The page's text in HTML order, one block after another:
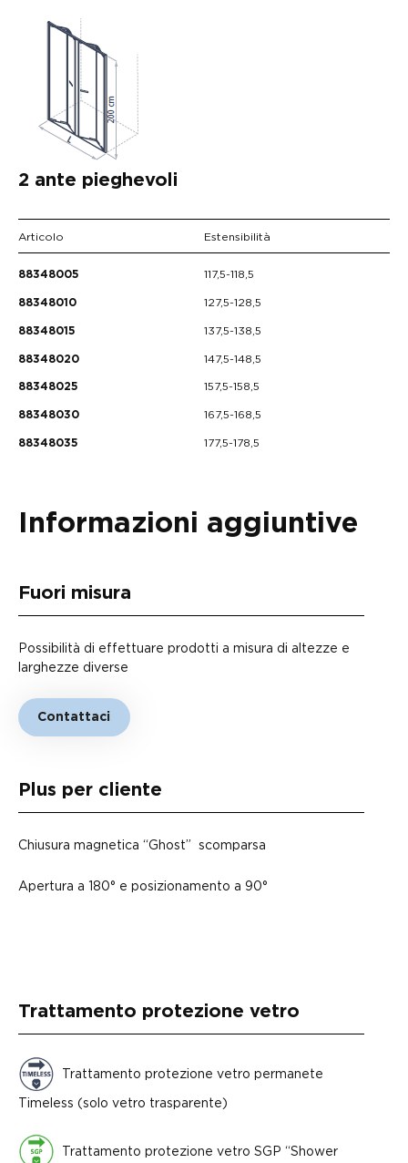
2 ante pieghevoli
Articolo Estensibilità
88348005 117,5-118,5
88348010 127,5-128,5
88348015 137,5-138,5
88348020 147,5-148,5
88348025 157,5-158,5
88348030 167,5-168,5
88348035 177,5-178,5
Informazioni aggiuntive
Fuori misura
Possibilità di effettuare prodotti a misura di altezze e
larghezze diverse
Contattaci
Plus per cliente
Chiusura magnetica “Ghost” scomparsa
Apertura a 180° e posizionamento a 90°
Trattamento protezione vetro
Trattamento protezione vetro permanete
Timeless (solo vetro trasparente)
Trattamento protezione vetro SGP “Shower